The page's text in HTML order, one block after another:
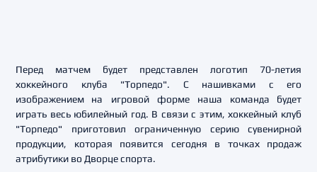
Перед матчем будет представлен логотип 70-летия
хоккейного клуба "Торпедо". С нашивками с его
изображением на игровой форме наша команда будет
играть весь юбилейный год. В связи с этим, хоккейный клуб
"Торпедо" приготовил ограниченную серию сувенирной
продукции, которая появится сегодня в точках продаж
атрибутики во Дворце спорта.